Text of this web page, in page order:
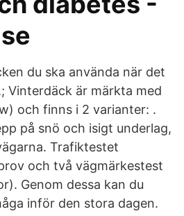
du ska använda när det
Vinterdäck är märkta med
och finns i 2 varianter: .
på snö och isigt underlag,
Trafiktestet
och två vägmärkestest
Genom dessa kan du
inför den stora dagen.